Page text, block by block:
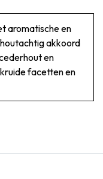
aromatische en
akkoord
en
facetten en